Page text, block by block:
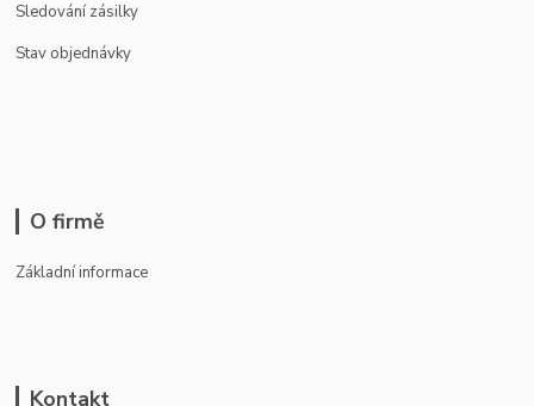
Sledování zásilky
Stav objednávky
O firmě
Základní informace
Kontakt